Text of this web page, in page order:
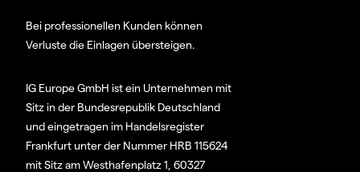
Bei professionellen Kunden können
Verluste die Einlagen übersteigen.
IG Europe GmbH ist ein Unternehmen mit
Sitz in der Bundesrepublik Deutschland
und eingetragen im Handelsregister
Frankfurt unter der Nummer HRB 115624
mit Sitz am Westhafenplatz 1, 60327